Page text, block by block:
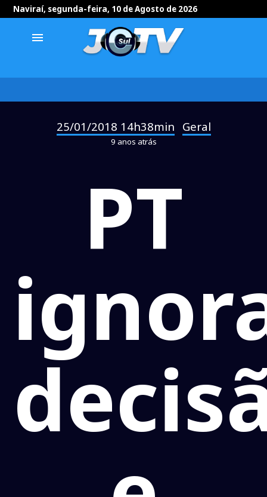
Naviraí, segunda-feira, 10 de Agosto de 2026
menu
25/01/2018 14h38min Geral
9 anos atrás
PT